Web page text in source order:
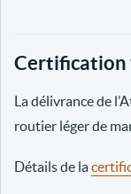
Certification
La délivrance de
routier léger de
Détails de la